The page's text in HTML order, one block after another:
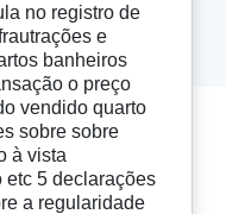
no registro de
e
banheiros
o preço
vendido quarto
sobre sobre
à vista
etc 5 declarações
a regularidade